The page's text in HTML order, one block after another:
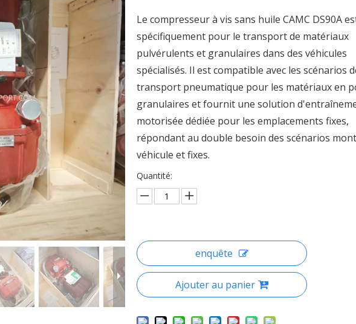
Le compresseur à vis sans huile CAMC DS90A
spécifiquement pour le transport de matériaux
pulvérulents et granulaires dans des véhicules
spécialisés. Il est compatible avec les scénarios
transport pneumatique pour les matériaux en
granulaires et fournit une solution
motorisée dédiée pour les emplacements fixes,
répondant au double besoin des scénarios
véhicule et fixes.
Quantité:
enquête
Ajouter au panier